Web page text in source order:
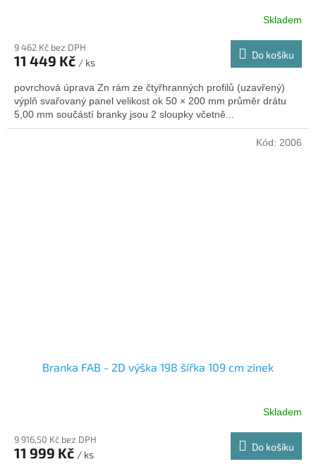
Skladem
9 462 Kč bez DPH
11 449 Kč / ks
Do košíku
povrchová úprava Zn rám ze čtyřhranných profilů (uzavřený)
výplň svařovaný panel velikost ok 50 × 200 mm průměr drátu
5,00 mm součástí branky jsou 2 sloupky včetně...
Branka FAB - 2D výška 198 šířka 109 cm zinek
Skladem
9 916,50 Kč bez DPH
11 999 Kč / ks
Do košíku
Kód: 2006